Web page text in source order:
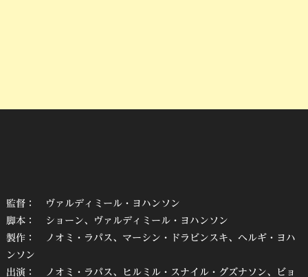
監督： ヴァルディミール・ヨハンソン
脚本： ショーン、ヴァルディミール・ヨハンソン
製作： ノオミ・ラパス、マーシン・ドラビンスキ、ヘルギ・ヨハ
ンソン
出演： ノオミ・ラパス、ヒルミル・スナイル・グズナソン、ビョ